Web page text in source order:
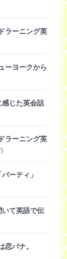
ラーニング英
ーヨークから
感じた英会話
ラーニング英
ーティ」
いて英語で伝
恋バナ。